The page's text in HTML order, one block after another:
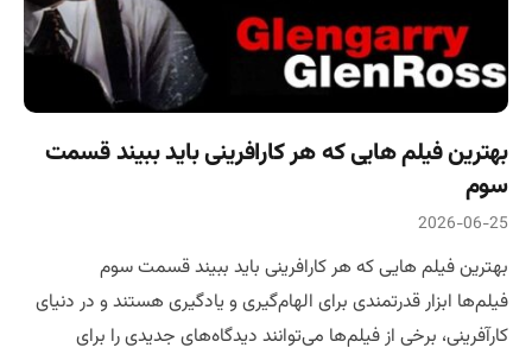
بهترین فیلم هایی که هر کارافرینی باید ببیند قسمت
سوم
2026-06-25
بهترین فیلم هایی که هر کارافرینی باید ببیند قسمت سوم
فیلم‌ها ابزار قدرتمندی برای الهام‌گیری و یادگیری هستند و در دنیای
کارآفرینی، برخی از فیلم‌ها می‌توانند دیدگاه‌های جدیدی را برای